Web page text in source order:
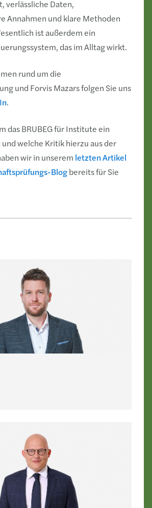
verlässliche Daten,
Annahmen und klare Methoden
ist außerdem ein
das im Alltag wirkt.
rund um die
und Forvis Mazars folgen Sie uns
.
das BRUBEG für Institute ein
welche Kritik hierzu aus der
wir in unserem letzten Artikel
Blogbereits für Sie